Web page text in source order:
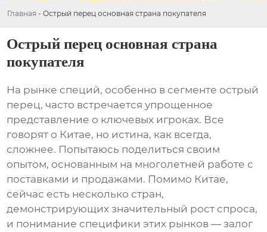
Главная - Острый перец основная страна покупателя
Острый перец основная страна
покупателя
На рынке специй, особенно в сегменте острый
перец, часто встречается упрощенное
представление о ключевых игроках. Все
говорят о Китае, но истина, как всегда,
сложнее. Попытаюсь поделиться своим
опытом, основанным на многолетней работе с
поставками и продажами. Помимо Китае,
сейчас есть несколько стран,
демонстрирующих значительный рост спроса,
и понимание специфики этих рынков — залог